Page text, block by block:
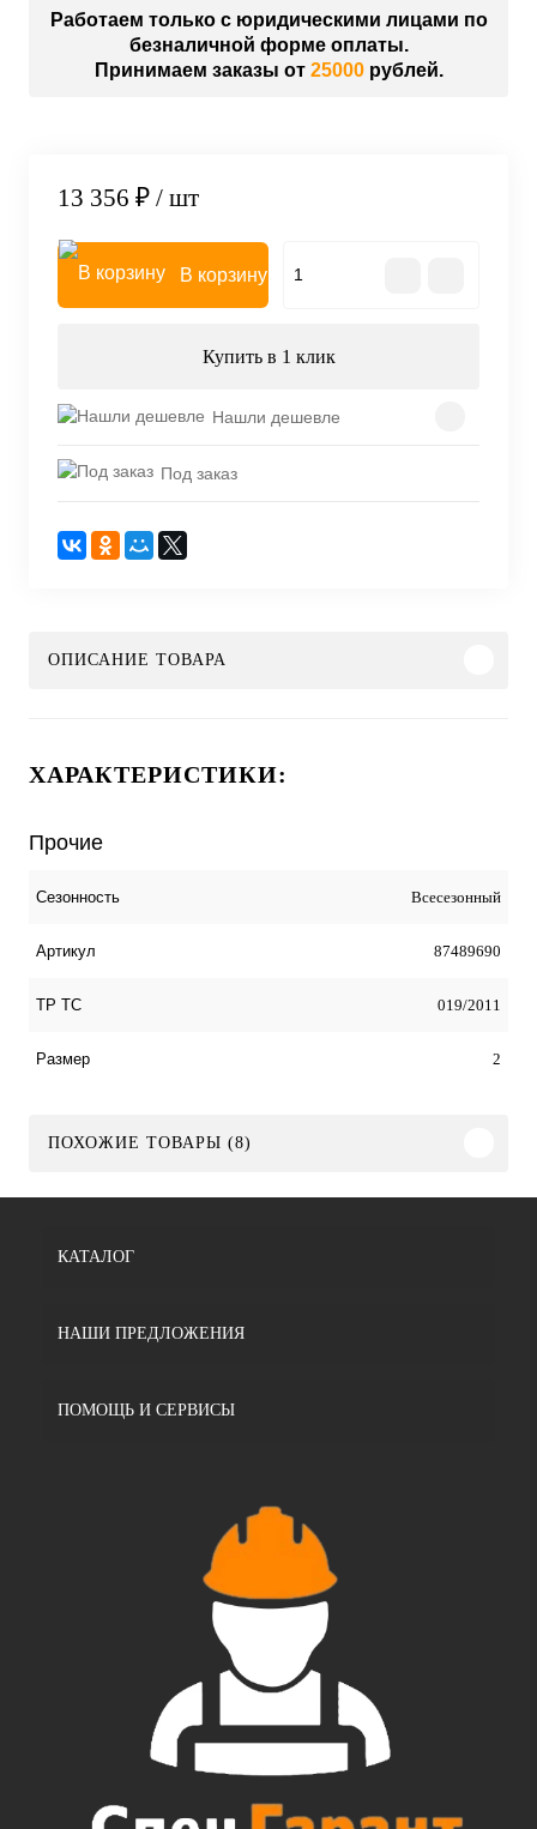
Работаем только с юридическими лицами по
безналичной форме оплаты.
Принимаем заказы от 25000рублей.
13 356 ₽ / шт
В корзину
Купить в 1 клик
Нашли дешевле
Под заказ
ОПИСАНИЕ ТОВАРА
ХАРАКТЕРИСТИКИ:
Прочие
Сезонность Всесезонный
Артикул 87489690
ТР ТС 019/2011
Размер 2
ПОХОЖИЕ ТОВАРЫ (8)
КАТАЛОГ
НАШИ ПРЕДЛОЖЕНИЯ
ПОМОЩЬ И СЕРВИСЫ